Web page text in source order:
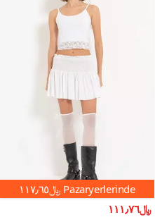
Pazaryerlerinde ﷼١١٧٫٦٥
﷼١١١٫٧٦